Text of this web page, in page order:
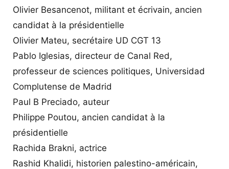
Olivier Besancenot, militant et écrivain, ancien
candidat à la présidentielle
Olivier Mateu, secrétaire UD CGT 13
Pablo Iglesias, directeur de Canal Red,
professeur de sciences politiques, Universidad
Complutense de Madrid
Paul B Preciado, auteur
Philippe Poutou, ancien candidat à la
présidentielle
Rachida Brakni, actrice
Rashid Khalidi, historien palestino-américain,